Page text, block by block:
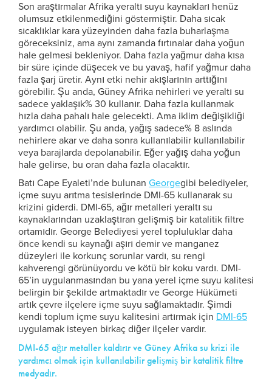
Son araştırmalar Afrika yeraltı suyu kaynakları henüz
olumsuz etkilenmediğini göstermiştir. Daha sıcak
sıcaklıklar kara yüzeyinden daha fazla buharlaşma
göreceksiniz, ama aynı zamanda fırtınalar daha yoğun
hale gelmesi bekleniyor. Daha fazla yağmur daha kısa
bir süre içinde düşecek ve bu yavaş, hafif yağmur daha
fazla şarj üretir. Aynı etki nehir akışlarının arttığını
görebilir. Şu anda, Güney Afrika nehirleri ve yeraltı su
sadece yaklaşık% 30 kullanır. Daha fazla kullanmak
hızla daha pahalı hale gelecekti. Ama iklim değişikliği
yardımcı olabilir. Şu anda, yağış sadece% 8 aslında
nehirlere akar ve daha sonra kullanılabilir kullanılabilir
veya barajlarda depolanabilir. Eğer yağış daha yoğun
hale gelirse, bu oran daha fazla olacaktır.
Batı Cape Eyaleti’nde bulunan Georgegibi belediyeler,
içme suyu arıtma tesislerinde DMI-65 kullanarak su
krizini giderdi. DMI-65, ağır metalleri yeraltı su
kaynaklarından uzaklaştıran gelişmiş bir katalitik filtre
ortamıdır. George Belediyesi yerel topluluklar daha
önce kendi su kaynağı aşırı demir ve manganez
düzeyleri ile korkunç sorunlar vardı, su rengi
kahverengi görünüyordu ve kötü bir koku vardı. DMI-
65’in uygulanmasından bu yana yerel içme suyu kalitesi
belirgin bir şekilde artmaktadır ve George Hükümeti
artık çevre ilçelere içme suyu sağlamaktadır. Şimdi
kendi toplum içme suyu kalitesini artırmak için DMI-65
uygulamak isteyen birkaç diğer ilçeler vardır.
DMI-65 ağır metaller kaldırır ve Güney Afrika su krizi ile
yardımcı olmak için kullanılabilir gelişmiş bir katalitik filtre
medyadır.